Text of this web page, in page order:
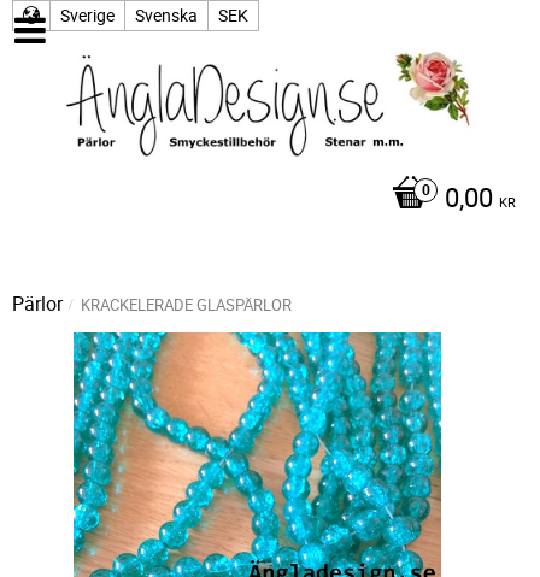
Sverige Svenska SEK
0,00 KR
Pärlor KRACKELERADE GLASPÄRLOR